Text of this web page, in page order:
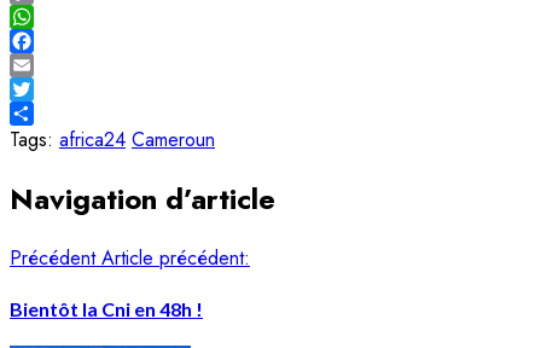
Copy
Link
WhatsApp
Facebook
Email
Twitter
Share
Tags: africa24 Cameroun
Navigation d’article
Précédent Article précédent:
Bientôt la Cni en 48h !